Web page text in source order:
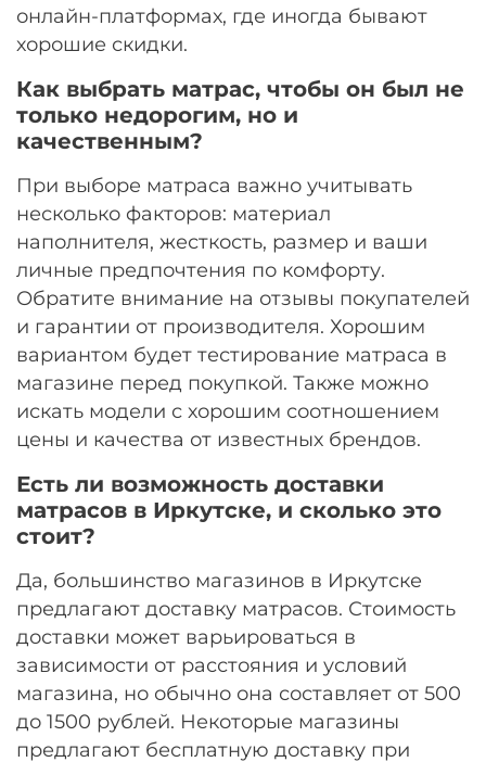
онлайн-платформах, где иногда бывают
хорошие скидки.
Как выбрать матрас, чтобы он был не
только недорогим, но и
качественным?
При выборе матраса важно учитывать
несколько факторов: материал
наполнителя, жесткость, размер и ваши
личные предпочтения по комфорту.
Обратите внимание на отзывы покупателей
и гарантии от производителя. Хорошим
вариантом будет тестирование матраса в
магазине перед покупкой. Также можно
искать модели с хорошим соотношением
цены и качества от известных брендов.
Есть ли возможность доставки
матрасов в Иркутске, и сколько это
стоит?
Да, большинство магазинов в Иркутске
предлагают доставку матрасов. Стоимость
доставки может варьироваться в
зависимости от расстояния и условий
магазина, но обычно она составляет от 500
до 1500 рублей. Некоторые магазины
предлагают бесплатную доставку при